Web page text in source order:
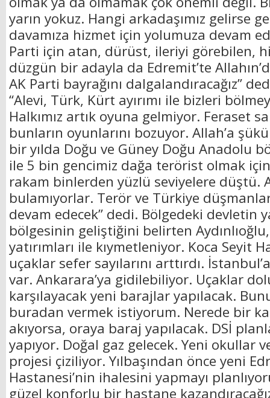
yarın yokuz. Hangi arkadaşımız gelirse
davamıza hizmet için yolumuza devam
Parti için atan, dürüst, ileriyi görebilen,
düzgün bir adayla da Edremit’te
AK Parti bayrağını dalgalandıracağız”
“Alevi, Türk, Kürt ayırımı ile bizleri
Halkımız artık oyuna gelmiyor. Feraset
bunların oyunlarını bozuyor. Allah’a
bir yılda Doğu ve Güney Doğu Anadolu
ile 5 bin gencimiz dağa terörist olmak için
rakam binlerden yüzlü seviyelere düştü.
bulamıyorlar. Terör ve Türkiye
devam edecek” dedi. Bölgedeki devletin
bölgesinin geliştiğini belirten
yatırımları ile kıymetleniyor. Koca Seyit
uçaklar sefer sayılarını arttırdı.
var. Ankarara’ya gidilebiliyor. Uçaklar
karşılayacak yeni barajlar yapılacak.
buradan vermek istiyorum. Nerede bir
akıyorsa, oraya baraj yapılacak. DSİ
yapıyor. Doğal gaz gelecek. Yeni okullar
projesi çiziliyor. Yılbaşından önce yeni
Hastanesi’nin ihalesini yapmayı
güzel konforlu bir hastane